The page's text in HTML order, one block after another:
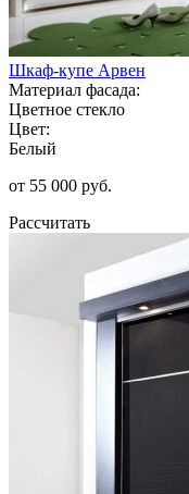
Шкаф-купе Арвен
Материал фасада:
Цветное стекло
Цвет:
Белый
от 55 000 руб.
Рассчитать